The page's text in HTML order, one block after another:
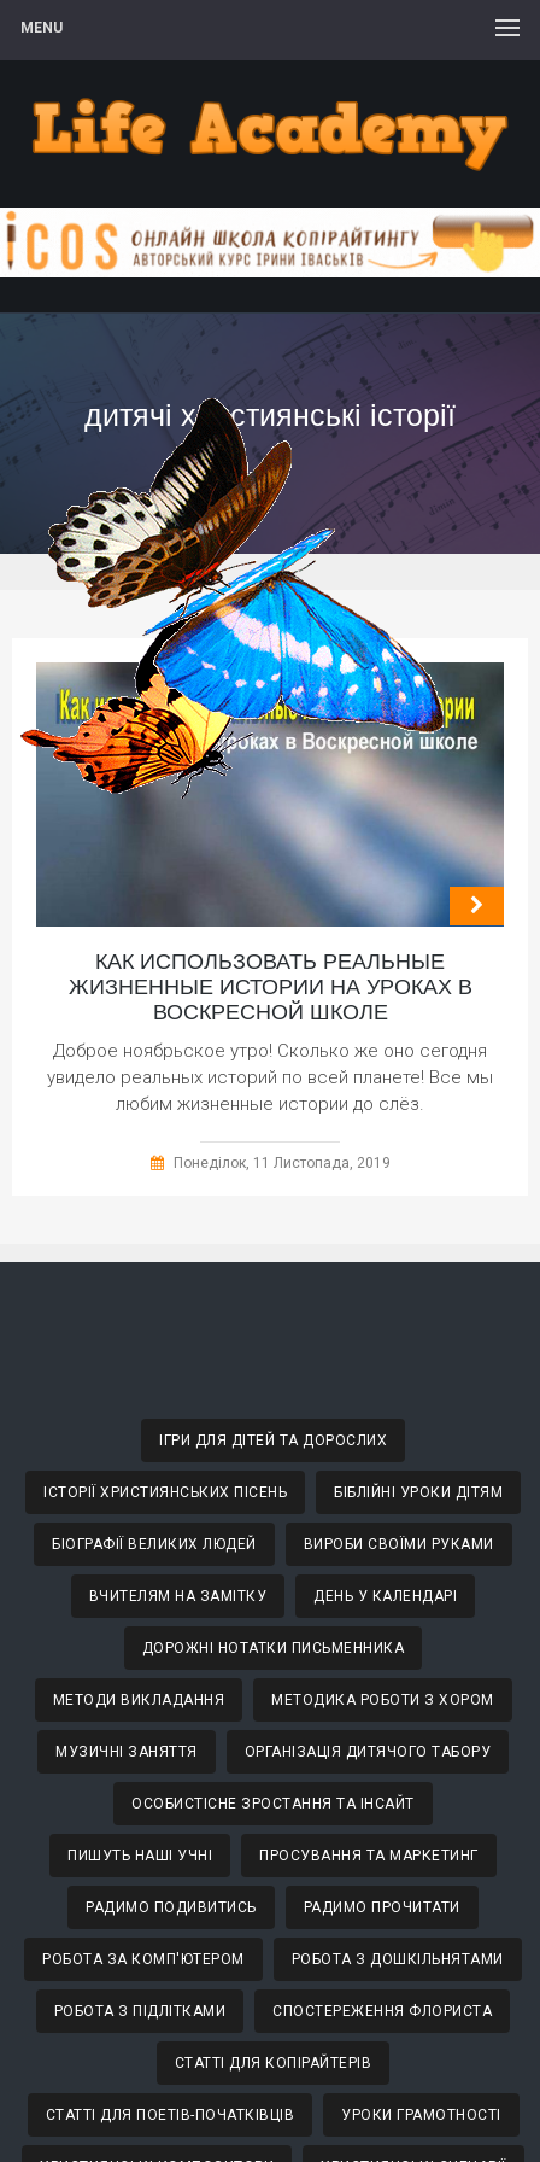
MENU
дитячі християнські історії
КАК ИСПОЛЬЗОВАТЬ РЕАЛЬНЫЕ
ЖИЗНЕННЫЕ ИСТОРИИ НА УРОКАХ В
ВОСКРЕСНОЙ ШКОЛЕ
Доброе ноябрьское утро! Сколько же оно сегодня
увидело реальных историй по всей планете! Все мы
любим жизненные истории до слёз.
Понеділок, 11 Листопада, 2019
ІГРИ ДЛЯ ДІТЕЙ ТА ДОРОСЛИХ
ІСТОРІЇ ХРИСТИЯНСЬКИХ ПІСЕНЬ БІБЛІЙНІ УРОКИ ДІТЯМ
БІОГРАФІЇ ВЕЛИКИХ ЛЮДЕЙ ВИРОБИ СВОЇМИ РУКАМИ
ВЧИТЕЛЯМ НА ЗАМІТКУ ДЕНЬ У КАЛЕНДАРІ
ДОРОЖНІ НОТАТКИ ПИСЬМЕННИКА
МЕТОДИ ВИКЛАДАННЯ МЕТОДИКА РОБОТИ З ХОРОМ
МУЗИЧНІ ЗАНЯТТЯ ОРГАНІЗАЦІЯ ДИТЯЧОГО ТАБОРУ
ОСОБИСТІСНЕ ЗРОСТАННЯ ТА ІНСАЙТ
ПИШУТЬ НАШІ УЧНІ ПРОСУВАННЯ ТА МАРКЕТИНГ
РАДИМО ПОДИВИТИСЬ РАДИМО ПРОЧИТАТИ
РОБОТА ЗА КОМП'ЮТЕРОМ РОБОТА З ДОШКІЛЬНЯТАМИ
РОБОТА З ПІДЛІТКАМИ СПОСТЕРЕЖЕННЯ ФЛОРИСТА
СТАТТІ ДЛЯ КОПІРАЙТЕРІВ
СТАТТІ ДЛЯ ПОЕТІВ-ПОЧАТКІВЦІВ УРОКИ ГРАМОТНОСТІ